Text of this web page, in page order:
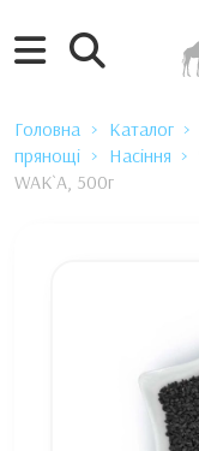
Головна Каталог
прянощі
Насіння
WAK`A, 500г